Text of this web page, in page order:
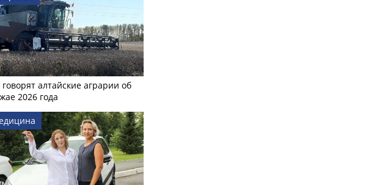
говорят алтайские аграрии об
2026 года